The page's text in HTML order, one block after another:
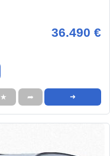
36.490 €
★ ➦ ➜